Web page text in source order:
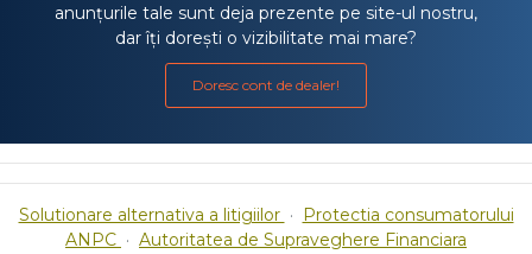
anunțurile tale sunt deja prezente pe site-ul nostru,
dar îți dorești o vizibilitate mai mare?
Doresc cont de dealer!
Solutionare alternativa a litigiilor · Protectia consumatorului
ANPC · Autoritatea de Supraveghere Financiara